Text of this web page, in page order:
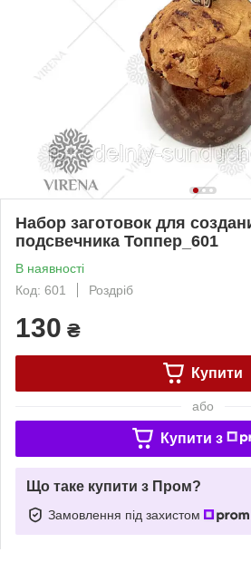
Набор заготовок для
подсвечника Топпер_601
В наявності
Код: 601
Роздріб
130 ₴
Купити
або
Купити з
Що таке купити з Пром?
Замовлення під захистом